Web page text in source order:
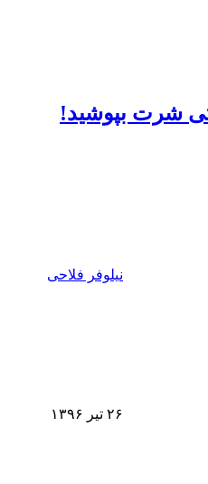
شرت بپوشید!
نیلوفر فلاحی
۲۶ تیر ۱۳۹۶